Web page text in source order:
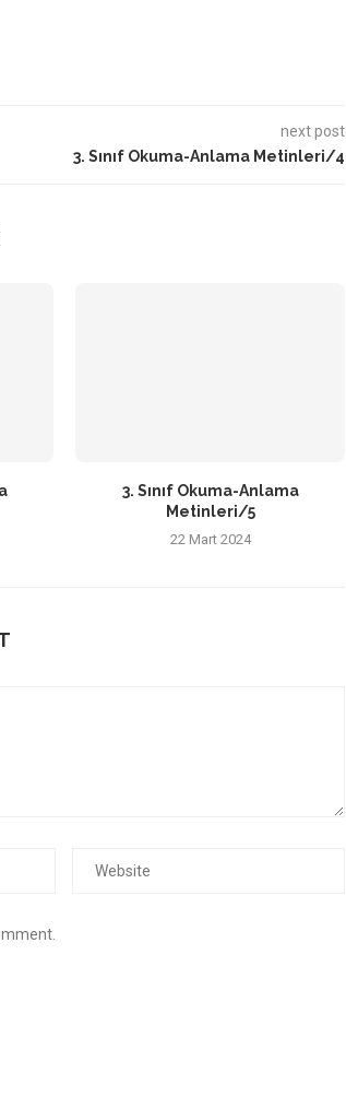
next post
3. Sınıf Okuma-Anlama Metinleri/4
3. Sınıf Okuma-Anlama
Metinleri/5
22 Mart 2024